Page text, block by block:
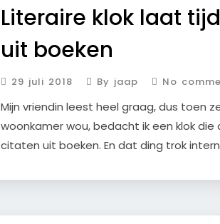
Literaire klok laat
uit boeken
29 juli 2018 By jaap No
Mijn vriendin leest heel graag, dus toen
woonkamer wou, bedacht ik een klok
citaten uit boeken. En dat ding trok